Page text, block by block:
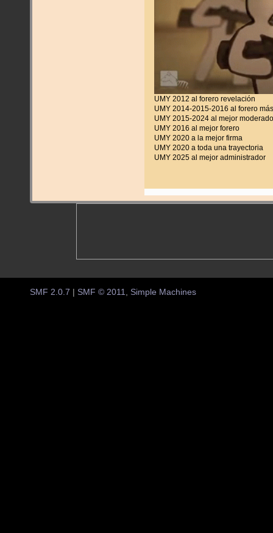
UMY 2012 al forero revelación
UMY 2014-2015-2016 al forero
UMY 2015-2024 al mejor
UMY 2016 al mejor forero
UMY 2020 a la mejor firma
UMY 2020 a toda una trayectoria
UMY 2025 al mejor administrador
SMF 2.0.7 SMF © 2011, Simple Machines